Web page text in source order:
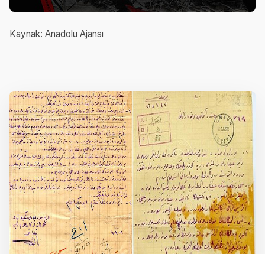
Kaynak: Anadolu Ajansı